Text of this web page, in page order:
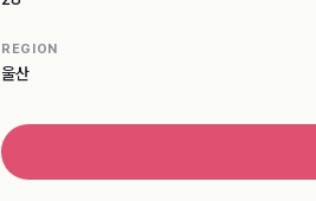
REGION
울산